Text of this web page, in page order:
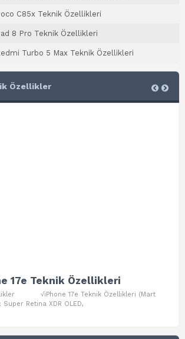
C85x Teknik Özellikleri
8 Pro Teknik Özellikleri
Turbo 5 Max Teknik Özellikleri
Özellikler
17e Teknik Özellikleri
√iPhone 17e Teknik Özellikleri (Mart
Retina XDR OLED,